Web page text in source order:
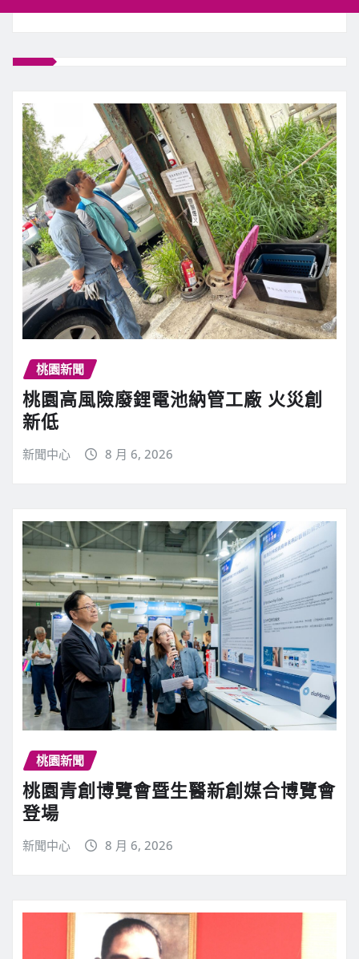
桃園新聞
桃園高風險廢鋰電池納管工廠 火災創
新低
新聞中心 8 月 6, 2026
桃園新聞
桃園青創博覽會暨生醫新創媒合博覽會
登場
新聞中心 8 月 6, 2026